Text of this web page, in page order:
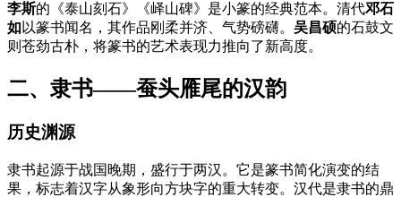
李斯的《泰山刻石》《峄山碑》是小篆的经典范本。清代邓石
如 以篆书闻名，其作品刚柔并济、气势磅礴。 吴昌硕的石鼓文
则苍劲古朴，将篆书的艺术表现力推向了新高度。
二、隶书——蚕头雁尾的汉韵
历史渊源
隶书起源于战国晚期，盛行于两汉。它是篆书简化演变的结
果，标志着汉字从象形向方块字的重大转变。汉代是隶书的鼎